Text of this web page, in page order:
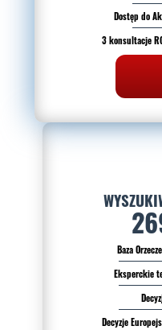
Dostęp do
3 konsultacje
Baza
Eksperckie
Decyzje